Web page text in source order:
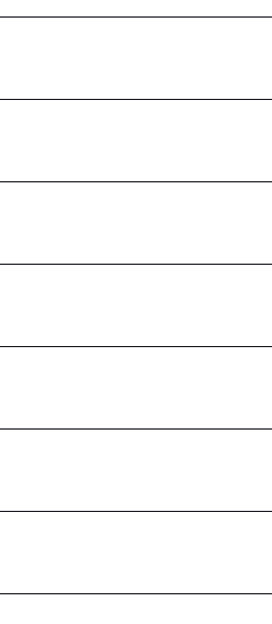
świętokrzyskie
область
область
Дагестан
Al
Province
Бен